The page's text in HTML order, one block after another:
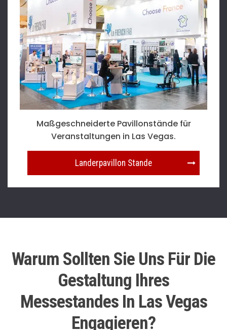
Maßgeschneiderte Pavillonstände für
Veranstaltungen in Las Vegas.
Landerpavillon Stande
Warum Sollten Sie Uns Für Die
Gestaltung Ihres
Messestandes In Las Vegas
Engagieren?